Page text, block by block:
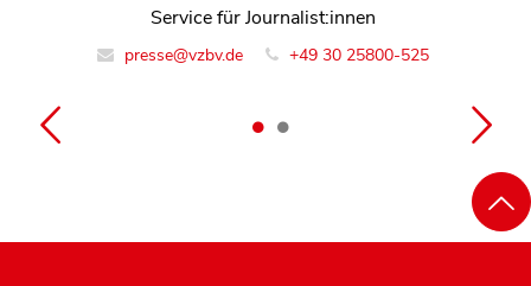
Service für Journalist:innen
presse@vzbv.de +49 30 25800-525
Referent Geschäftsbereich Verbraucherpolitik
info@vzbv.de +49 30 25800-0